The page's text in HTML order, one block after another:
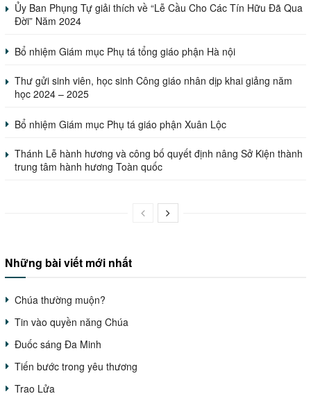
Ủy Ban Phụng Tự giải thích về “Lễ Cầu Cho Các Tín Hữu Đã Qua
Đời” Năm 2024
Bổ nhiệm Giám mục Phụ tá tổng giáo phận Hà nội
Thư gửi sinh viên, học sinh Công giáo nhân dịp khai giảng năm
học 2024 – 2025
Bổ nhiệm Giám mục Phụ tá giáo phận Xuân Lộc
Thánh Lễ hành hương và công bố quyết định nâng Sở Kiện thành
trung tâm hành hương Toàn quốc
Những bài viết mới nhất
Chúa thường muộn?
Tin vào quyền năng Chúa
Đuốc sáng Đa Minh
Tiến bước trong yêu thương
Trao Lửa